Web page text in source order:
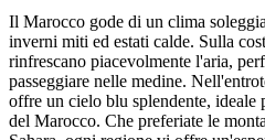
Il Marocco gode di un clima
inverni miti ed estati calde. Sulla
rinfrescano piacevolmente l'aria,
passeggiare nelle medine.
offre un cielo blu splendente, ideale
del Marocco. Che preferiate le